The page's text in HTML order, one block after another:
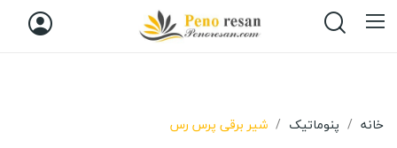
خانه پنوماتیک شیر برقی پرس رس